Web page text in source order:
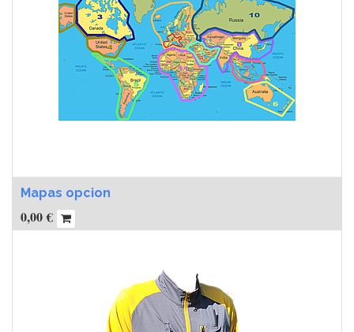
Mapas opcion
0,00€